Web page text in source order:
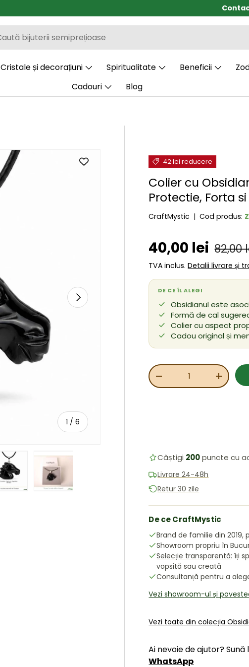
Cristale și decorațiuni Spiritualitate Beneficii
Cadouri
Blog
1 /de
6
URMĂTORUL
Încărcați imaginea 5 în vizualizarea galeriei
Încărcați imaginea 6 în vizualizarea galeriei
42 lei reducere
Colier cu
Protectie, Forta
CraftMystic |Cod produs:
Preț de
40,00 lei Preț
82,00
TVA inclus.Detalii livrare și
DE CE ÎL ALEGI
Obsidianul este
Formă de cal
Colier cu aspect
Cadou original și
Cant.
REDUCEȚI CANTITATEA
MĂRIȚI
Câștigi 200puncte cu
Livrare 24-48h
Retur 30 zile
De ce CraftMystic
Brand de familie din
Showroom propriu în
Selecție transparentă: îți
vopsită sau creată
Consultanță pentru a
Vezi showroom-ul și
Vezi toate din colecția
Ai nevoie de ajutor? Sună
WhatsApp